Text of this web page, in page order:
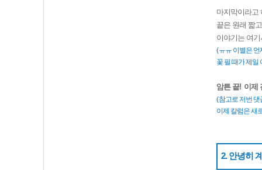
마지막이라고
끝은 원래 짧
이야기는 여
(ㅠㅠ 이별은
꽃 필 때가 제일
암튼 끝! 이제
(참고로 저번
이제 칼럼은 새
2. 안녕히